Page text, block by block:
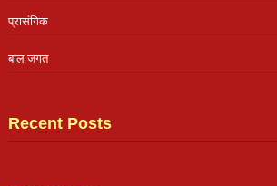
प्रासंगिक
बाल जगत
Recent Posts